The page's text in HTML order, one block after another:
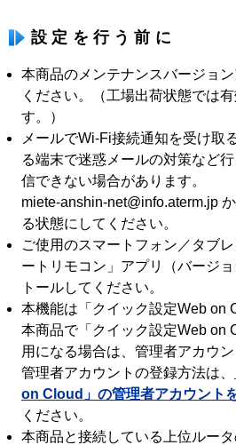
設定を行う前に
本商品のメンテナンスバージョ
ください。（工場出荷状態では
す。）
メールでWi-Fi接続通知を受け取
る端末で迷惑メールの対策など
信できない場合があります。
miete-anshin-net@info.aterm.jp
る状態にしてください。
ご使用のスマートフォン／タブ
ートリモコン」アプリ（バージ
トールしてください。
本機能は「クイック設定Web on
本商品で「クイック設定Web on
用になる場合は、管理者アカウン
管理者アカウントの登録方法は、
on Cloud」の管理者アカウント
ください。
本商品と接続している上位ルー